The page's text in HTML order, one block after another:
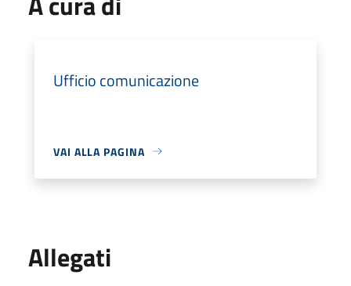
Ufficio comunicazione
VAI ALLA PAGINA
Allegati